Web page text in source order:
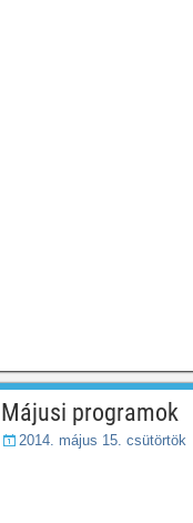
Májusi programok
2014. május 15. csütörtök